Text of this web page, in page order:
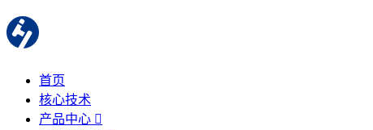
首页
核心技术
产品中心